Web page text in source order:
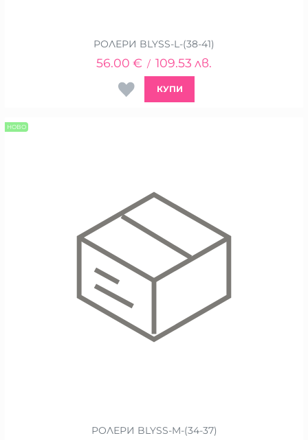
РОЛЕРИ BLYSS-L-(38-41)
56.00 € / 109.53 лв.
КУПИ
РОЛЕРИ BLYSS-M-(34-37)
НОВО